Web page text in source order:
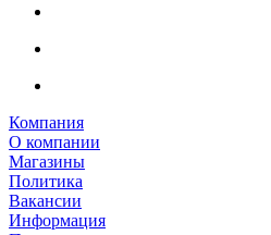
Компания
О компании
Магазины
Политика
Вакансии
Информация